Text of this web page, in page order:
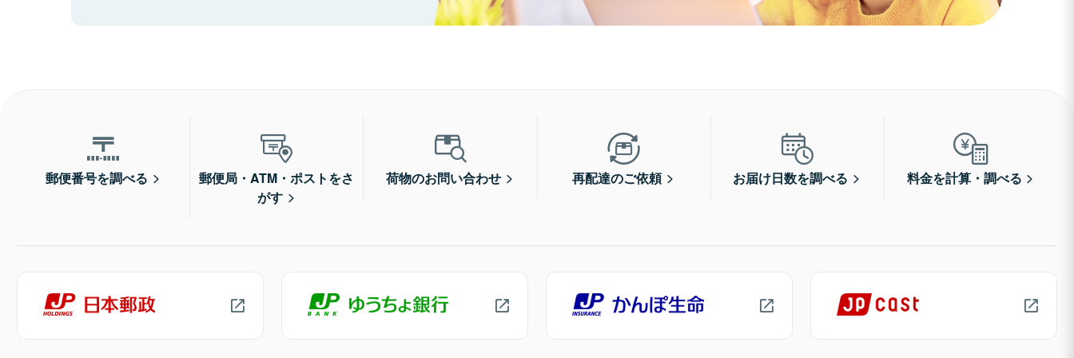
郵便番号を調べる
郵便局・ATM・ポストをさ
がす
荷物のお問い合わせ 再配達のご依頼 お届け日数を調べる 料金を計算・調べる